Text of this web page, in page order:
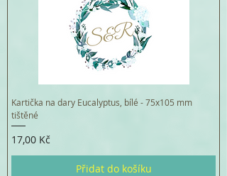
Kartička na dary Eucalyptus, bílé - 75x105 mm
tištěné
Cena
17,00 Kč
Přidat do košíku